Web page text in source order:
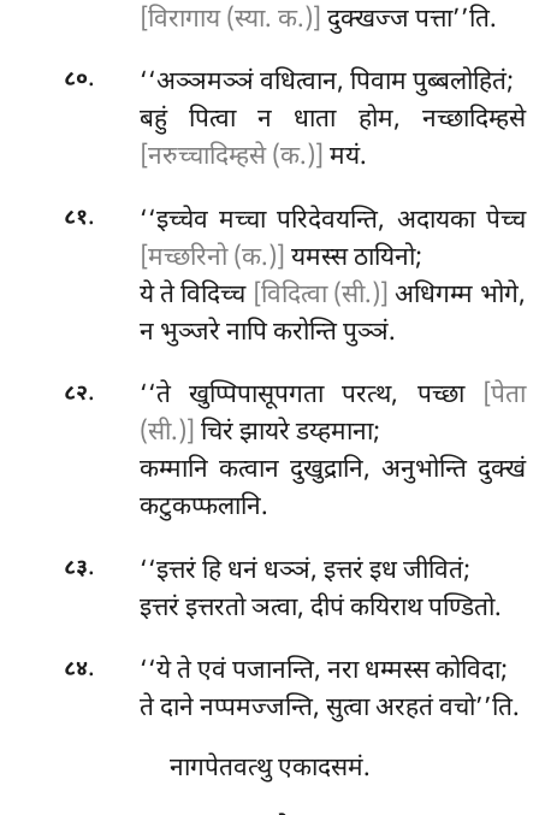
[विरागाय (स्या. क.)] दुक्खज्ज पत्ता’’ति.
८०.
‘‘अञ्ञमञ्ञं वधित्वान, पिवाम पुब्बलोहितं;
बहुं पित्वा न धाता होम, नच्छादिम्हसे
[नरुच्चादिम्हसे (क.)] मयं.
८१.
‘‘इच्चेव मच्चा परिदेवयन्ति, अदायका पेच्च
[मच्छरिनो (क.)] यमस्स ठायिनो;
ये ते विदिच्च [विदित्वा (सी.)] अधिगम्म भोगे,
न भुञ्जरे नापि करोन्ति पुञ्ञं.
८२. ‘‘तेखुप्पिपासूपगता परत्थ, पच्छा
[पेता
(सी.)] चिरं झायरे डय्हमाना;
कम्मानि कत्वान दुखुद्रानि, अनुभोन्ति दुक्खं
कटुकप्फलानि.
८३.
‘‘इत्तरं हि धनं धञ्ञं, इत्तरं इध जीवितं;
इत्तरं इत्तरतो ञत्वा, दीपं कयिराथ पण्डितो.
८४.
‘‘ये ते एवं पजानन्ति, नरा धम्मस्स कोविदा;
ते दाने नप्पमज्जन्ति, सुत्वा अरहतं वचो’’ति.
नागपेतवत्थु एकादसमं.